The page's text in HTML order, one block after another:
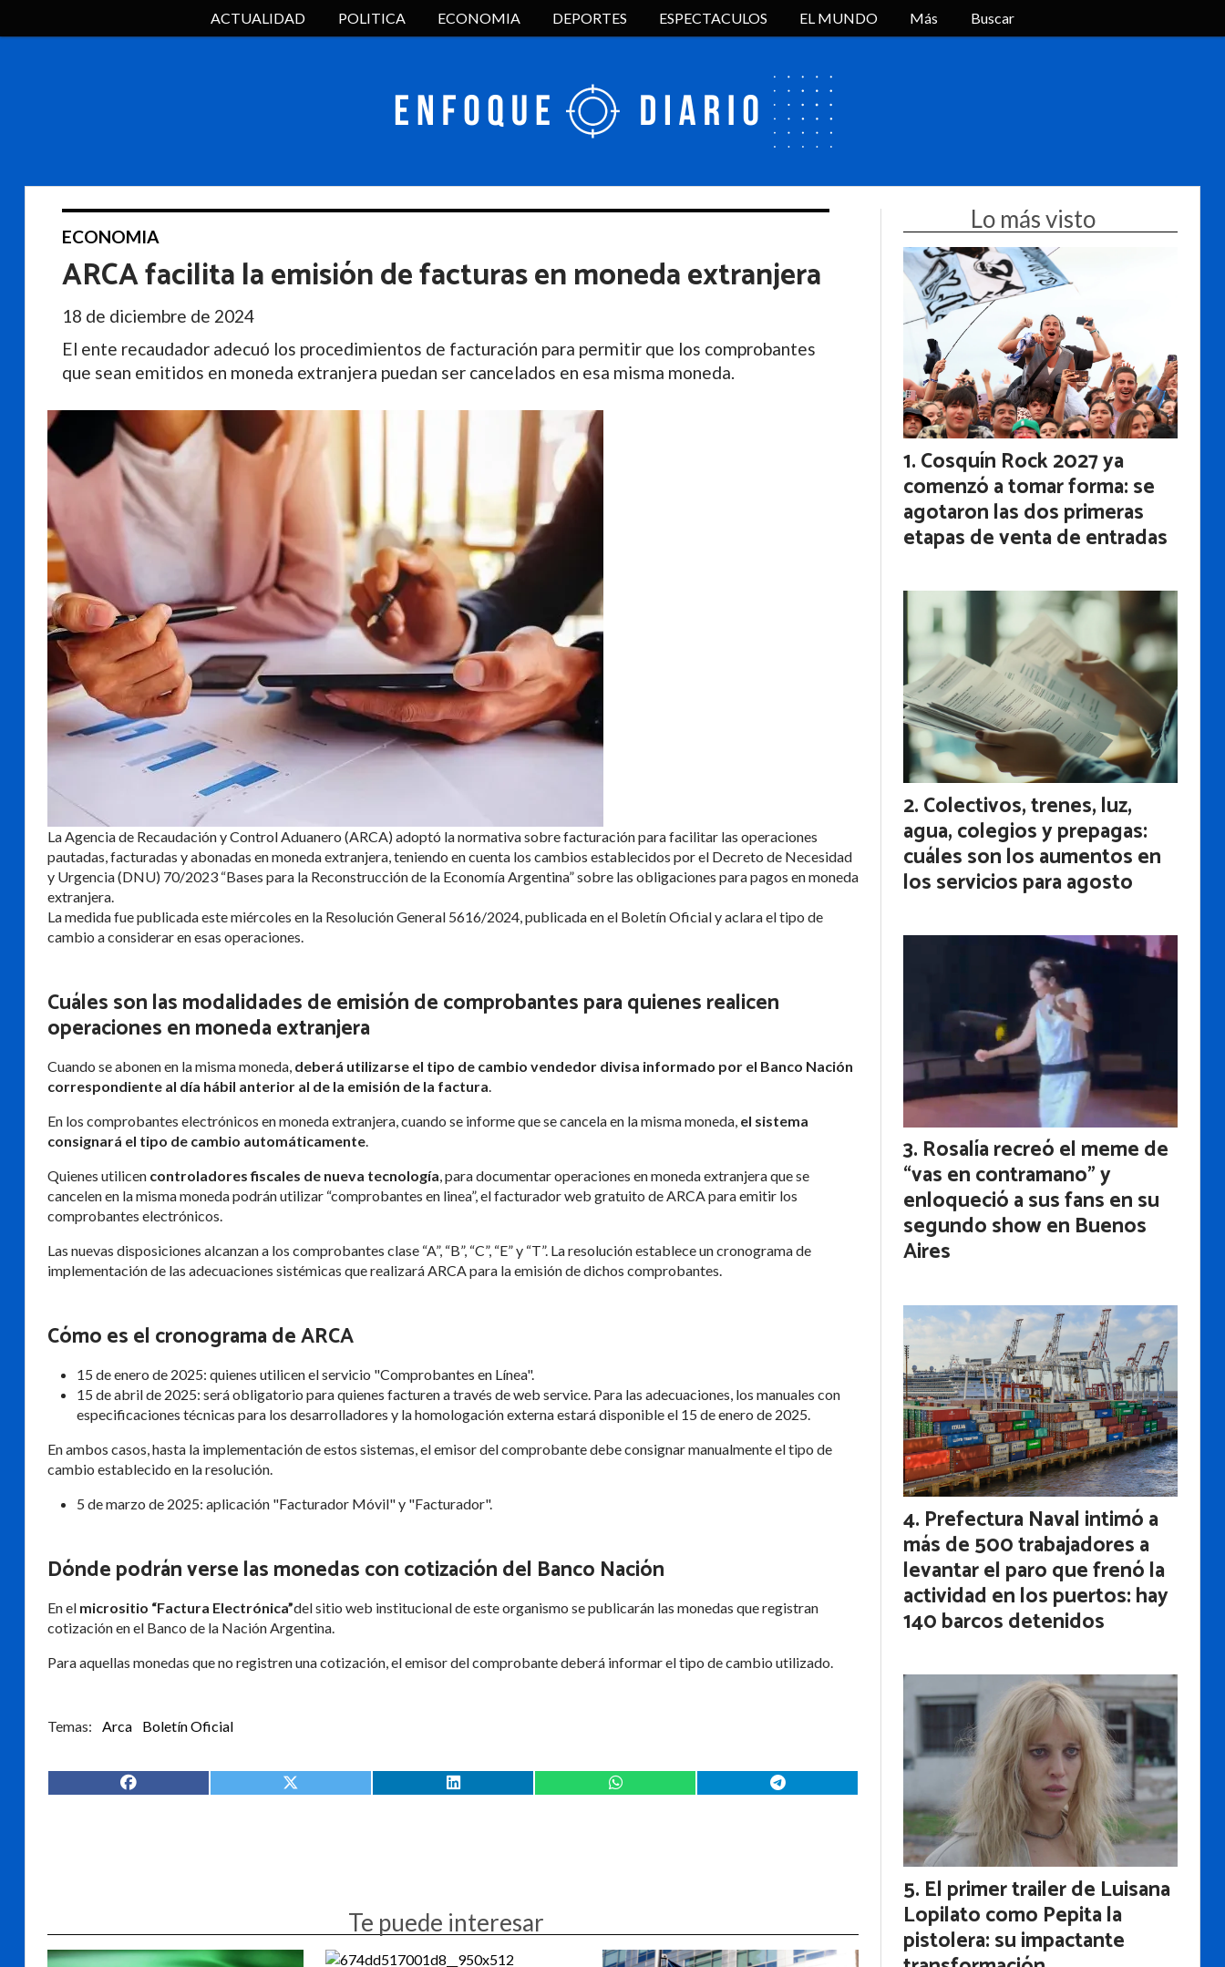
ACTUALIDAD POLITICA ECONOMIA DEPORTES ESPECTACULOS EL MUNDO Más Buscar
ARCA facilita la emisión de facturas en moneda extranjera
El ente recaudador adecuó los procedimientos de facturación para permitir que los comprobantes
que sean emitidos en moneda extranjera puedan ser cancelados en esa misma moneda.
ECONOMIA
18 de diciembre de 2024
La Agencia de Recaudación y Control Aduanero (ARCA) adoptó la normativa sobre facturación para facilitar las operaciones
pautadas, facturadas y abonadas en moneda extranjera, teniendo en cuenta los cambios establecidos por el Decreto de Necesidad
y Urgencia (DNU) 70/2023 “Bases para la Reconstrucción de la Economía Argentina” sobre las obligaciones para pagos en moneda
extranjera.
La medida fue publicada este miércoles en la Resolución General 5616/2024, publicada en el Boletín Oficial y aclara el tipo de
cambio a considerar en esas operaciones.
Cuáles son las modalidades de emisión de comprobantes para quienes realicen
operaciones en moneda extranjera
Cuando se abonen en la misma moneda, deberá utilizarse el tipo de cambio vendedor divisa informado por el Banco Nación
correspondiente al día hábil anterior al de la emisión de la factura.
En los comprobantes electrónicos en moneda extranjera, cuando se informe que se cancela en la misma moneda, el sistema
consignará el tipo de cambio automáticamente.
Quienes utilicen controladores fiscales de nueva tecnología, para documentar operaciones en moneda extranjera que se
cancelen en la misma moneda podrán utilizar “comprobantes en linea”, el facturador web gratuito de ARCA para emitir los
comprobantes electrónicos.
Las nuevas disposiciones alcanzan a los comprobantes clase “A”, “B”, “C”, “E” y “T”. La resolución establece un cronograma de
implementación de las adecuaciones sistémicas que realizará ARCA para la emisión de dichos comprobantes.
Cómo es el cronograma de ARCA
15 de enero de 2025: quienes utilicen el servicio "Comprobantes en Línea".
15 de abril de 2025: será obligatorio para quienes facturen a través de web service. Para las adecuaciones, los manuales con
especificaciones técnicas para los desarrolladores y la homologación externa estará disponible el 15 de enero de 2025.
En ambos casos, hasta la implementación de estos sistemas, el emisor del comprobante debe consignar manualmente el tipo de
cambio establecido en la resolución.
5 de marzo de 2025: aplicación "Facturador Móvil" y "Facturador".
Dónde podrán verse las monedas con cotización del Banco Nación
En el micrositio “Factura Electrónica”del sitio web institucional de este organismo se publicarán las monedas que registran
cotización en el Banco de la Nación Argentina.
Para aquellas monedas que no registren una cotización, el emisor del comprobante deberá informar el tipo de cambio utilizado.
Arca Boletín Oficial
Te puede interesar
Lo más visto
Cosquín Rock 2027 ya
comenzó a tomar forma: se
agotaron las dos primeras
etapas de venta de entradas
Colectivos, trenes, luz,
agua, colegios y prepagas:
cuáles son los aumentos en
los servicios para agosto
Rosalía recreó el meme de
“vas en contramano” y
enloqueció a sus fans en su
segundo show en Buenos
Aires
Prefectura Naval intimó a
más de 500 trabajadores a
levantar el paro que frenó la
actividad en los puertos: hay
140 barcos detenidos
El primer trailer de Luisana
Lopilato como Pepita la
pistolera: su impactante